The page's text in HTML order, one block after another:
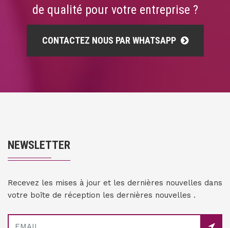
de qualité pour votre entreprise ?
CONTACTEZ NOUS PAR WHATSAPP
NEWSLETTER
Recevez les mises à jour et les dernières nouvelles dans
votre boîte de réception les dernières nouvelles .